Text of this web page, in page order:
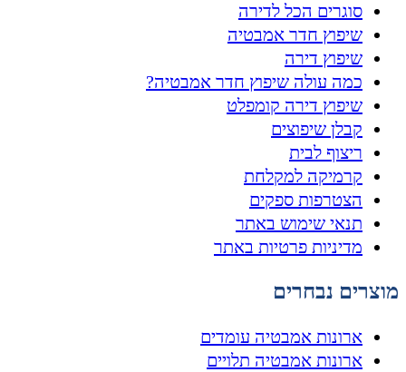
סוגרים הכל לדירה
שיפוץ חדר אמבטיה
שיפוץ דירה
כמה עולה שיפוץ חדר אמבטיה?
שיפוץ דירה קומפלט
קבלן שיפוצים
ריצוף לבית
קרמיקה למקלחת
הצטרפות ספקים
תנאי שימוש באתר
מדיניות פרטיות באתר
מוצרים נבחרים
ארונות אמבטיה עומדים
ארונות אמבטיה תלויים